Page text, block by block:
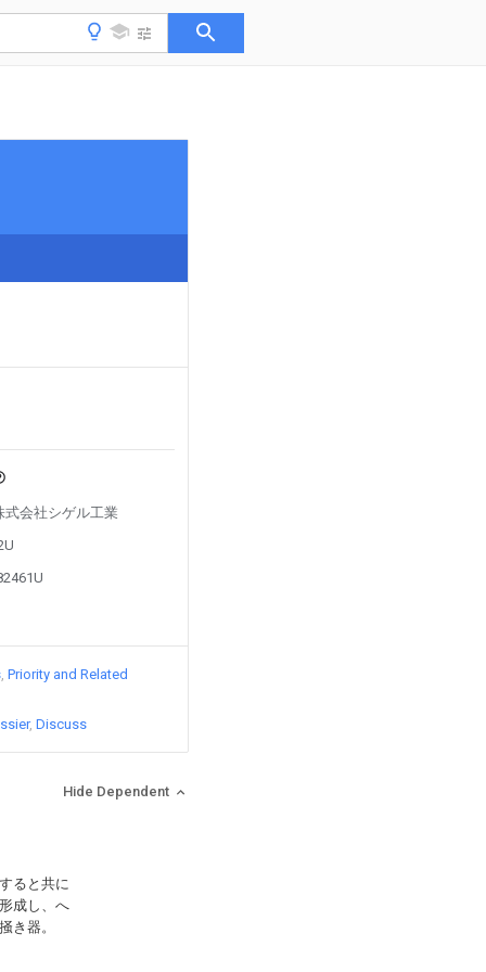
会社シゲル工業
Priority and Related
Discuss
Hide Dependent
ると共に
成し、へ
き器。